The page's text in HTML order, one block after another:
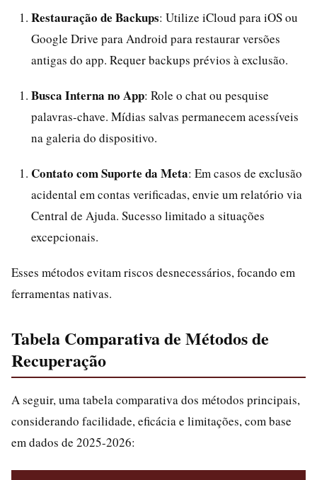
Restauração de Backups: Utilize iCloud para iOS ou
Google Drive para Android para restaurar versões
antigas do app. Requer backups prévios à exclusão.
Busca Interna no App: Role o chat ou pesquise
palavras-chave. Mídias salvas permanecem acessíveis
na galeria do dispositivo.
Contato com Suporte da Meta: Em casos de exclusão
acidental em contas verificadas, envie um relatório via
Central de Ajuda. Sucesso limitado a situações
excepcionais.
Esses métodos evitam riscos desnecessários, focando em
ferramentas nativas.
Tabela Comparativa de Métodos de
Recuperação
A seguir, uma tabela comparativa dos métodos principais,
considerando facilidade, eficácia e limitações, com base
em dados de 2025-2026: